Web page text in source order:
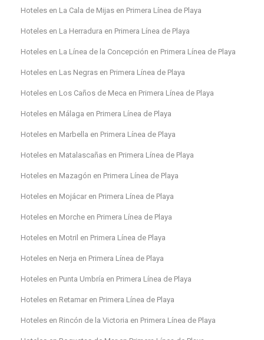
Hoteles en La Cala de Mijas en Primera Línea de Playa
Hoteles en La Herradura en Primera Línea de Playa
Hoteles en La Línea de la Concepción en Primera Línea de Playa
Hoteles en Las Negras en Primera Línea de Playa
Hoteles en Los Caños de Meca en Primera Línea de Playa
Hoteles en Málaga en Primera Línea de Playa
Hoteles en Marbella en Primera Línea de Playa
Hoteles en Matalascañas en Primera Línea de Playa
Hoteles en Mazagón en Primera Línea de Playa
Hoteles en Mojácar en Primera Línea de Playa
Hoteles en Morche en Primera Línea de Playa
Hoteles en Motril en Primera Línea de Playa
Hoteles en Nerja en Primera Línea de Playa
Hoteles en Punta Umbría en Primera Línea de Playa
Hoteles en Retamar en Primera Línea de Playa
Hoteles en Rincón de la Victoria en Primera Línea de Playa